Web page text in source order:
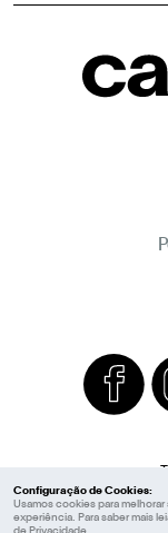
Configuração de Cookies:
Usamos cookies para melhorar
experiência. Para saber mais